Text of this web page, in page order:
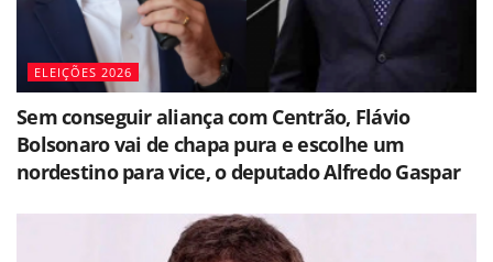
ELEIÇÕES 2026
Sem conseguir aliança com Centrão, Flávio
Bolsonaro vai de chapa pura e escolhe um
nordestino para vice, o deputado Alfredo Gaspar